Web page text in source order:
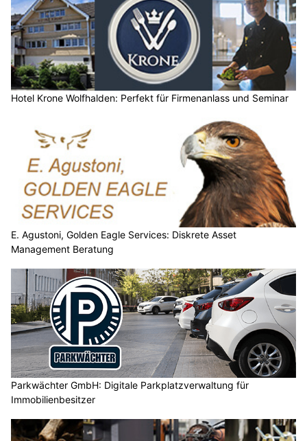
Hotel Krone Wolfhalden: Perfekt für Firmenanlass und Seminar
E. Agustoni, Golden Eagle Services: Diskrete Asset
Management Beratung
Parkwächter GmbH: Digitale Parkplatzverwaltung für
Immobilienbesitzer